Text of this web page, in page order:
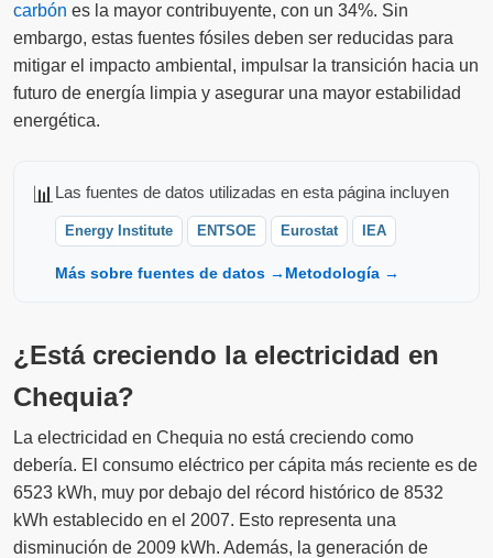
carbón es la mayor contribuyente, con un 34%. Sin
embargo, estas fuentes fósiles deben ser reducidas para
mitigar el impacto ambiental, impulsar la transición hacia un
futuro de energía limpia y asegurar una mayor estabilidad
energética.
📊 Las fuentes de datos utilizadas en esta página incluyen
Energy Institute ENTSOE Eurostat IEA
Más sobre fuentes de datos → Metodología →
¿Está creciendo la electricidad en
Chequia?
La electricidad en Chequia no está creciendo como
debería. El consumo eléctrico per cápita más reciente es de
6523 kWh, muy por debajo del récord histórico de 8532
kWh establecido en el 2007. Esto representa una
disminución de 2009 kWh. Además, la generación de